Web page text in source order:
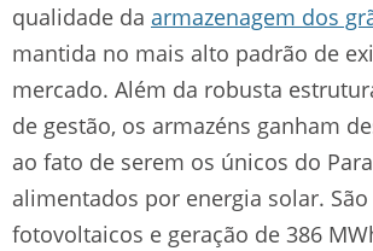
qualidade da armazenagem dos
mantida no mais alto padrão de
mercado. Além da robusta
de gestão, os armazéns ganham
ao fato de serem os únicos do
alimentados por energia solar.
fotovoltaicos e geração de 386